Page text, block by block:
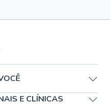
E CLÍNICAS